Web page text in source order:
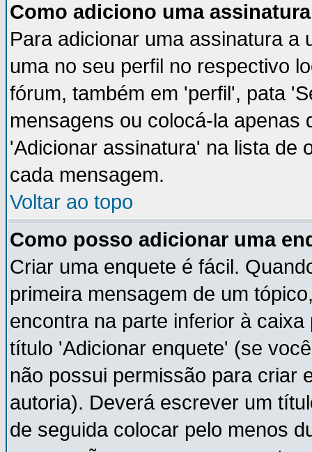
Como adiciono uma
Para adicionar uma assinatura a
uma no seu perfil no respectivo
fórum, também em 'perfil', pata
mensagens ou colocá-la apenas
'Adicionar assinatura' na lista de
cada mensagem.
Voltar ao topo
Como posso adicionar uma
Criar uma enquete é fácil.
primeira mensagem de um
encontra na parte inferior à
título 'Adicionar enquete' (se
não possui permissão para criar
autoria). Deverá escrever um
de seguida colocar pelo menos